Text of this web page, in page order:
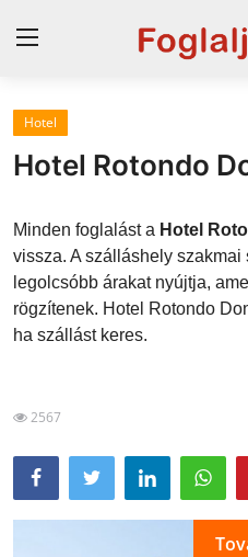
Magyarország
Horvátország
Szállások a Balatonon
Szállások Hajdúszoboszlón
Hotel
Hotel Rotondo
Minden foglalást a Hotel
vissza. A szálláshely
legolcsóbb árakat nyújtja,
rögzítenek. Hotel Rotondo
ha szállást keres.
2567